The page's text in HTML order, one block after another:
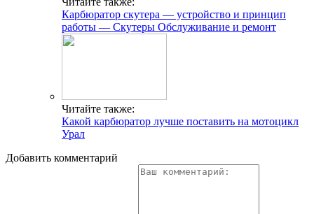
Карбюратор скутера — устройство и принцип
работы — Скутеры Обслуживание и ремонт
Читайте также:
Какой карбюратор лучше поставить на мотоцикл
Урал
Добавить комментарий